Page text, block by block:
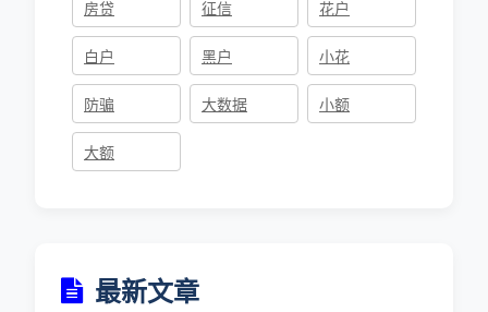
房贷 征信 花户
白户 黑户 小花
防骗 大数据 小额
大额
最新文章